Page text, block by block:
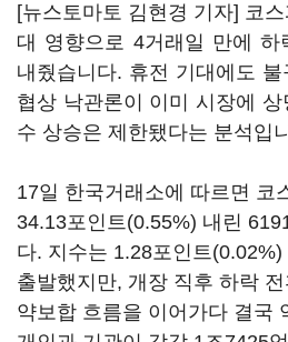
[뉴스토마토 김현경 기자] 코
대 영향으로 4거래일 만에 하
내줬습니다. 휴전 기대에도
협상 낙관론이 이미 시장에 상
수 상승은 제한됐다는 분석입
17일 한국거래소에 따르면 코
34.13포인트(0.55%) 내린
다. 지수는 1.28포인트
출발했지만, 개장 직후 하락
약보합 흐름을 이어가다 결국